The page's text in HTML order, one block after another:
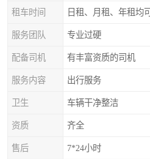
租车时间 日租、月租、年租均可
服务团队 专业过硬
配备司机 有丰富资质的司机
服务内容 出行服务
卫生 车辆干净整洁
资质 齐全
售后 7*24小时